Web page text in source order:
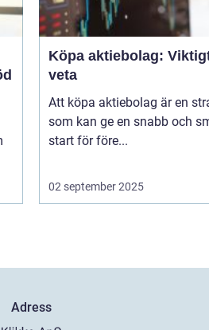
Köpa aktiebolag:
veta
Att köpa aktiebolag är en
som kan ge en snabb och
start för före...
02 september 2025
Adress